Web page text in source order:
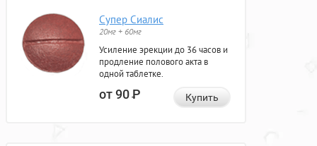
Супер Сиалис
20мг + 60мг
Усиление эрекции до 36 часов и
продление полового акта в
одной таблетке.
от 90Р Купить